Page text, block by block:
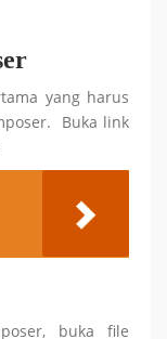
yang harus
Buka link
buka file